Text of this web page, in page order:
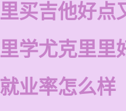
买吉他好点
学尤克里里
业率怎么样